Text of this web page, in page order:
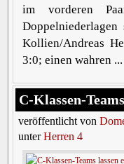
im vorderen
Kollien/Andreas
3:0; einen wahren ...
C-Klassen-
veröffentlicht von
unterHerren 4